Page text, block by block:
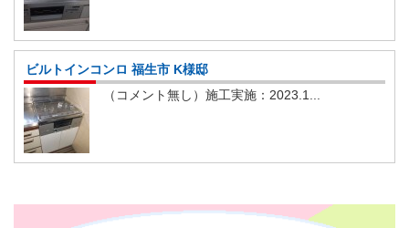
ビルトインコンロ 福生市 K様邸
（コメント無し）施工実施：2023.1...